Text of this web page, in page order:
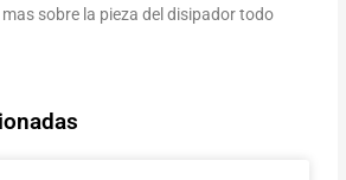
sobre la pieza del disipador todo